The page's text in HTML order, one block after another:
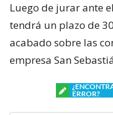
Luego de jurar ante
tendrá un plazo de
acabado sobre las
empresa San
ERROR?